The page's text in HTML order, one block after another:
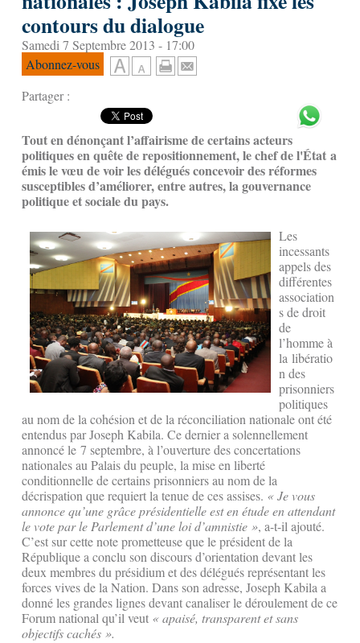
contours du dialogue
Samedi 7 Septembre 2013 - 17:00
Abonnez-vous
Partager :
Tout en dénonçant l’affairisme de certains acteurs
politiques en quête de repositionnement, le chef de l'État a
émis le vœu de voir les délégués concevoir des réformes
susceptibles d’améliorer, entre autres, la gouvernance
politique et sociale du pays.
Les
incessants
appels des
différentes
association
s de droit
de
l’homme à
la libératio
n des
prisonniers
politiques
au nom de la cohésion et de la réconciliation nationale ont été
entendus par Joseph Kabila. Ce dernier a solennellement
annoncé le 7 septembre, à l’ouverture des concertations
nationales au Palais du peuple, la mise en liberté
conditionnelle de certains prisonniers au nom de la
décrispation que requiert la tenue de ces assises. « Je vous
annonce qu’une grâce présidentielle est en étude en attendant
le vote par le Parlement d’une loi d’amnistie », a-t-il ajouté.
C’est sur cette note prometteuse que le président de la
République a conclu son discours d’orientation devant les
deux membres du présidium et des délégués représentant les
forces vives de la Nation. Dans son adresse, Joseph Kabila a
donné les grandes lignes devant canaliser le déroulement de ce
Forum national qu’il veut « apaisé, transparent et sans
objectifs cachés ».